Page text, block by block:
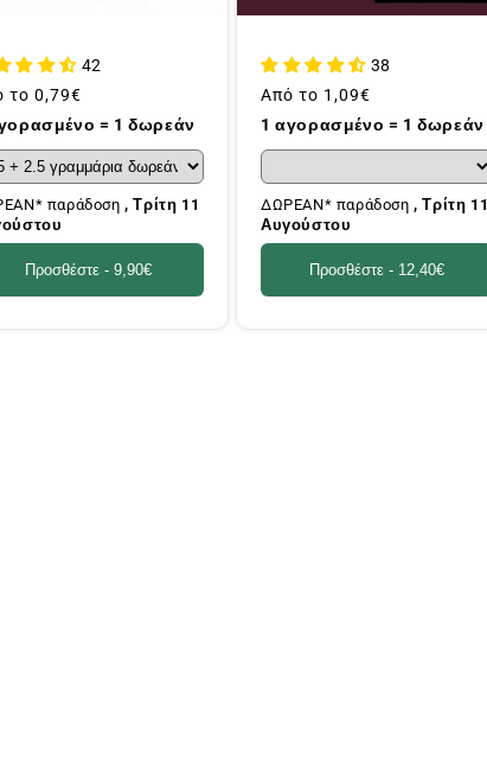
42
το 0,79€
= 1 δωρεάν
παράδοση, Τρίτη 11
Προσθέστε - 9,90€
38
Συνήθης
τιμή
Από το 1,09€
1 αγορασμένο = 1 δωρεάν
ΔΩΡΕΑΝ* παράδοση, Τρίτη 11
Αυγούστου
Προσθέστε - 12,40€